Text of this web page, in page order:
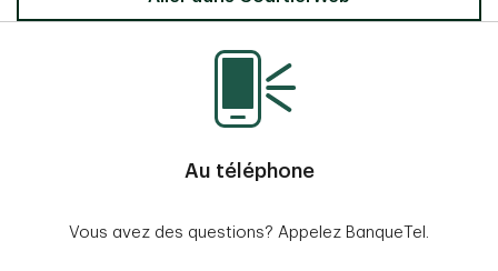
Au téléphone
Vous avez des questions? Appelez BanqueTel.